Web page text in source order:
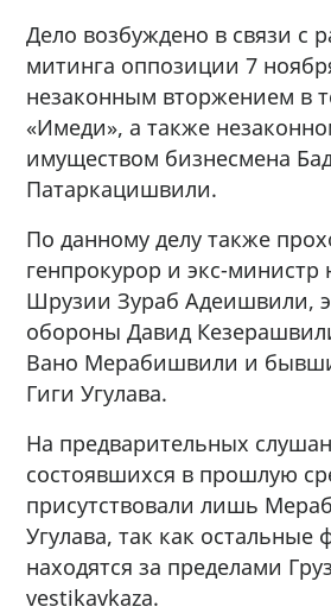
Дело возбуждено в связи с
митинга оппозиции 7
незаконным вторжением в
«Имеди», а также
имуществом бизнесмена
Патаркацишвили.
По данному делу также
генпрокурор и экс-министр
Шрузии Зураб Адеишвили,
обороны Давид
Вано Мерабишвили и
Гиги Угулава.
На предварительных
состоявшихся в прошлую
присутствовали лишь
Угулава, так как остальные
находятся за пределами
vestikavkaza.